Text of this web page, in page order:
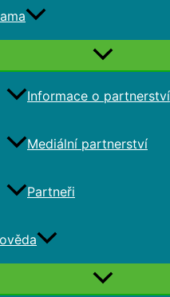
Informace o partnerství
Mediální partnerství
Partneři